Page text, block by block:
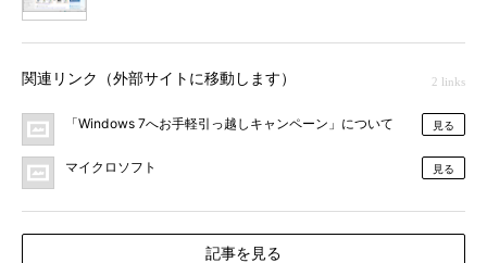
関連リンク（外部サイトに移動します） 2 links
「Windows 7へお手軽引っ越しキャンペーン」について 見る
マイクロソフト 見る
記事を見る